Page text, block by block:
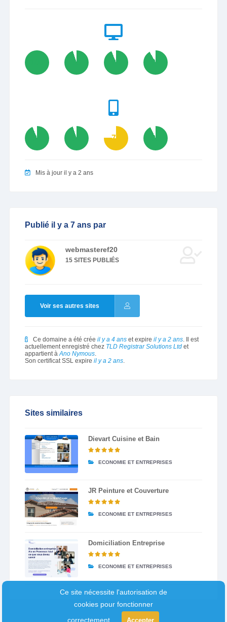
95 94 92
94 95 76 93
Mis à jour il y a 2 ans
Publié il y a 7 ans par
webmasteref20
15 SITES PUBLIÉS
Voir ses autres sites
Ce domaine a été crée il y a 4 anset expire il y a 2 ans. Il est
actuellement enregistré chez TLD Registrar Solutions Ltdet
appartient àAno Nymous.
Son certificat SSL expire il y a 2 ans.
Sites similaires
Dievart Cuisine et Bain
ECONOMIE ET ENTREPRISES
JR Peinture et Couverture
ECONOMIE ET ENTREPRISES
Domiciliation Entreprise
ECONOMIE ET ENTREPRISES
Ce site nécessite l'autorisation de
cookies pour fonctionner
correctement.
Accepter